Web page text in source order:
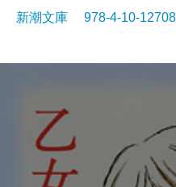
新潮文庫 978-4-10-